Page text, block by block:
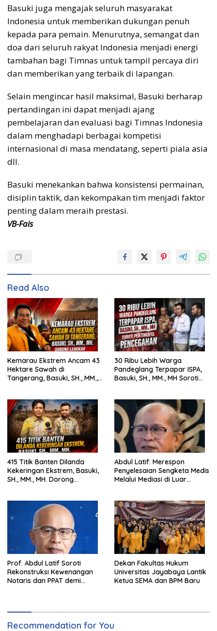
Basuki juga mengajak seluruh masyarakat
Indonesia untuk memberikan dukungan penuh
kepada para pemain. Menurutnya, semangat dan
doa dari seluruh rakyat Indonesia menjadi energi
tambahan bagi Timnas untuk tampil percaya diri
dan memberikan yang terbaik di lapangan.
Selain mengincar hasil maksimal, Basuki berharap
pertandingan ini dapat menjadi ajang
pembelajaran dan evaluasi bagi Timnas Indonesia
dalam menghadapi berbagai kompetisi
internasional di masa mendatang, seperti piala asia
dll.
Basuki menekankan bahwa konsistensi permainan,
disiplin taktik, dan kekompakan tim menjadi faktor
penting dalam meraih prestasi.
VB-Fais
Read Also
Kemarau Ekstrem Ancam 43
Hektare Sawah di
Tangerang, Basuki, SH., MM.,
30 Ribu Lebih Warga
Pandeglang Terpapar ISPA,
Basuki, SH., MM., MH Soroti
415 Titik Banten Dilanda
Kekeringan Ekstrem, Basuki,
SH., MM., MH. Dorong
Abdul Latif: Merespon
Penyelesaian Sengketa Medis
Melalui Mediasi di Luar
Prof. Abdul Latif Soroti
Rekonstruksi Kewenangan
Notaris dan PPAT demi
Dekan Fakultas Hukum
Universitas Jayabaya Lantik
Ketua SEMA dan BPM Baru
Recommendation for You